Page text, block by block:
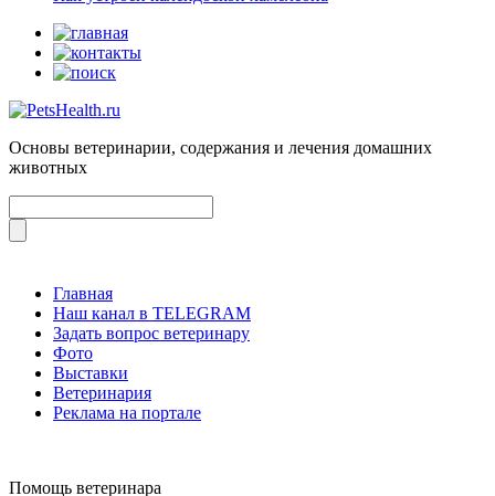
Основы ветеринарии, содержания и лечения домашних
животных
Главная
Наш канал в TELEGRAM
Задать вопрос ветеринару
Фото
Выставки
Ветеринария
Реклама на портале
Помощь ветеринара